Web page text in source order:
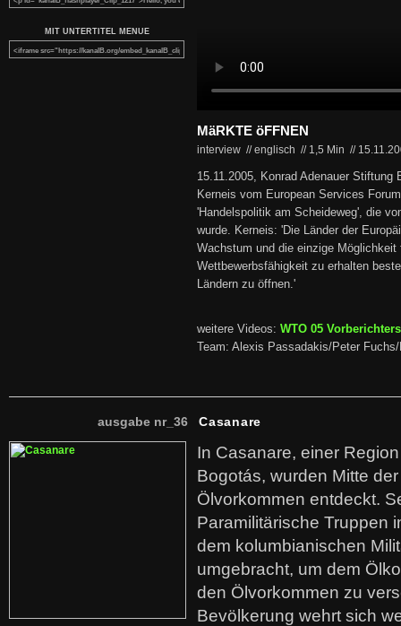
MIT UNTERTITEL MENUE
MäRKTE öFFNEN
interview // englisch // 1,5 Min //
15.11.2005, Konrad Adenauer
Kerneis vom European Services
'Handelspolitik am Scheideweg', die
wurde. Kerneis: 'Die Länder der
Wachstum und die einzige Möglichkeit
Wettbewerbsfähigkeit zu erhalten
Ländern zu öffnen.'
weitere Videos: WTO 05
Team: Alexis Passadakis/Peter
ausgabe nr_36 Casanare
In Casanare, einer
Bogotás, wurden Mitte
Ölvorkommen entdeckt.
Paramilitärische Truppen
dem kolumbianischen
umgebracht, um dem
den Ölvorkommen zu
Bevölkerung wehrt sich